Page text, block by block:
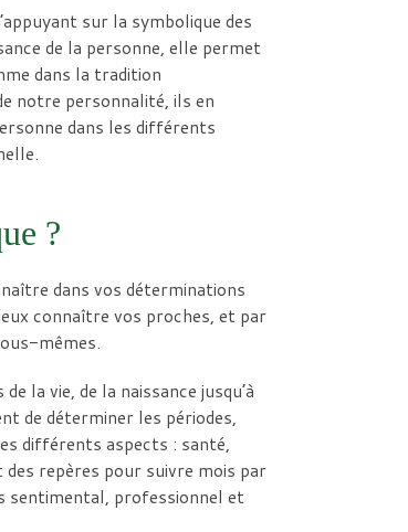
sur la symbolique des
de la personne, elle permet
dans la tradition
notre personnalité, ils en
dans les différents
?
dans vos déterminations
connaître vos proches, et par
mêmes.
la vie, de la naissance jusqu’à
de déterminer les périodes,
différents aspects : santé,
repères pour suivre mois par
sentimental, professionnel et